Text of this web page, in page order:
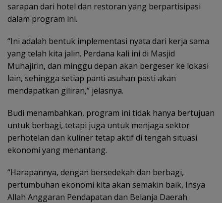
sarapan dari hotel dan restoran yang berpartisipasi
dalam program ini.
“Ini adalah bentuk implementasi nyata dari kerja sama
yang telah kita jalin. Perdana kali ini di Masjid
Muhajirin, dan minggu depan akan bergeser ke lokasi
lain, sehingga setiap panti asuhan pasti akan
mendapatkan giliran,” jelasnya.
Budi menambahkan, program ini tidak hanya bertujuan
untuk berbagi, tetapi juga untuk menjaga sektor
perhotelan dan kuliner tetap aktif di tengah situasi
ekonomi yang menantang.
“Harapannya, dengan bersedekah dan berbagi,
pertumbuhan ekonomi kita akan semakin baik, Insya
Allah Anggaran Pendapatan dan Belanja Daerah